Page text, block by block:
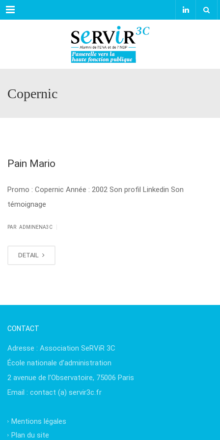
Menu
Copernic
Pain Mario
Promo : Copernic Année : 2002 Son profil Linkedin Son
témoignage
PAR ADMINENA3C
DETAIL
CONTACT
Adresse : Association SeRViR 3C
École nationale d’administration
2 avenue de l’Observatoire, 75006 Paris
Email : contact (a) servir3c.fr
Mentions légales
Plan du site